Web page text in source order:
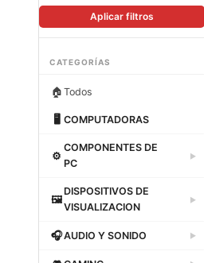
Aplicar filtros
CATEGORÍAS
🏠 Todos
🖥 COMPUTADORAS
Dataland
⚙
COMPONENTES DE
PC
▶
Dataland
🖼
DISPOSITIVOS DE
VISUALIZACION
▶
Dataland
🎧AUDIO Y SONIDO ▶
Dataland